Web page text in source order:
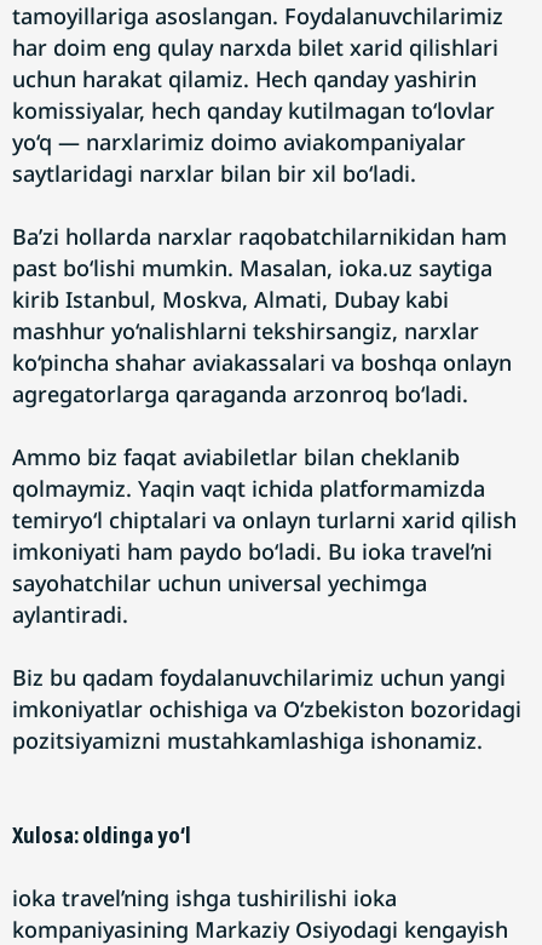
tamoyillariga asoslangan. Foydalanuvchilarimiz
har doim eng qulay narxda bilet xarid qilishlari
uchun harakat qilamiz. Hech qanday yashirin
komissiyalar, hech qanday kutilmagan to‘lovlar
yo‘q — narxlarimiz doimo aviakompaniyalar
saytlaridagi narxlar bilan bir xil bo‘ladi.
Ba’zi hollarda narxlar raqobatchilarnikidan ham
past bo‘lishi mumkin. Masalan, ioka.uz saytiga
kirib Istanbul, Moskva, Almati, Dubay kabi
mashhur yo‘nalishlarni tekshirsangiz, narxlar
ko‘pincha shahar aviakassalari va boshqa onlayn
agregatorlarga qaraganda arzonroq bo‘ladi.
Ammo biz faqat aviabiletlar bilan cheklanib
qolmaymiz. Yaqin vaqt ichida platformamizda
temiryo‘l chiptalari va onlayn turlarni xarid qilish
imkoniyati ham paydo bo‘ladi. Bu ioka travel’ni
sayohatchilar uchun universal yechimga
aylantiradi.
Biz bu qadam foydalanuvchilarimiz uchun yangi
imkoniyatlar ochishiga va O‘zbekiston bozoridagi
pozitsiyamizni mustahkamlashiga ishonamiz.
Xulosa: oldinga yo‘l
ioka travel’ning ishga tushirilishi ioka
kompaniyasining Markaziy Osiyodagi kengayish